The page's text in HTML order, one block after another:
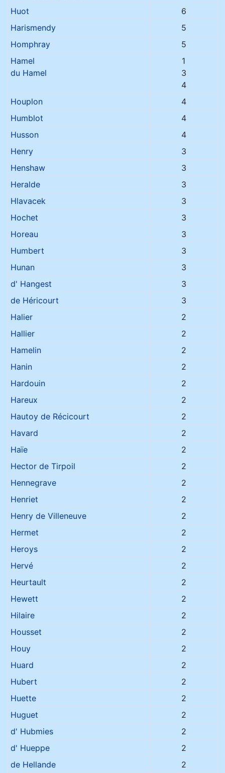
Huot
6
Harismendy
5
Homphray
5
Hamel
du Hamel
1
3
4
Houplon
4
Humblot
4
Husson
4
Henry
3
Henshaw
3
Heralde
3
Hlavacek
3
Hochet
3
Horeau
3
Humbert
3
Hunan
3
d' Hangest
3
de Héricourt
3
Halier
2
Hallier
2
Hamelin
2
Hanin
2
Hardouin
2
Hareux
2
Hautoy de Récicourt
2
Havard
2
Haïe
2
Hector de Tirpoil
2
Hennegrave
2
Henriet
2
Henry de Villeneuve
2
Hermet
2
Heroys
2
Hervé
2
Heurtault
2
Hewett
2
Hilaire
2
Housset
2
Houy
2
Huard
2
Hubert
2
Huette
2
Huguet
2
d' Hubmies
2
d' Hueppe
2
de Hellande
2